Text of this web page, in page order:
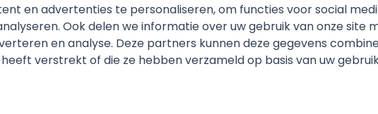
ons
Storing
0513-
Mail
en advertenties te personaliseren, om functies voor social
Ook delen we informatie over uw gebruik van onze site
en analyse. Deze partners kunnen deze gegevens
verstrekt of die ze hebben verzameld op basis van uw